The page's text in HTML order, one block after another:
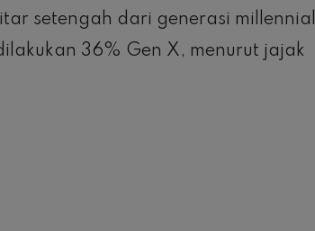
setengah dari generasi millennial
36% Gen X, menurut jajak